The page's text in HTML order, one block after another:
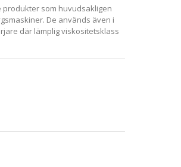
som huvudsakligen
De används även i
där lämplig viskositetsklass